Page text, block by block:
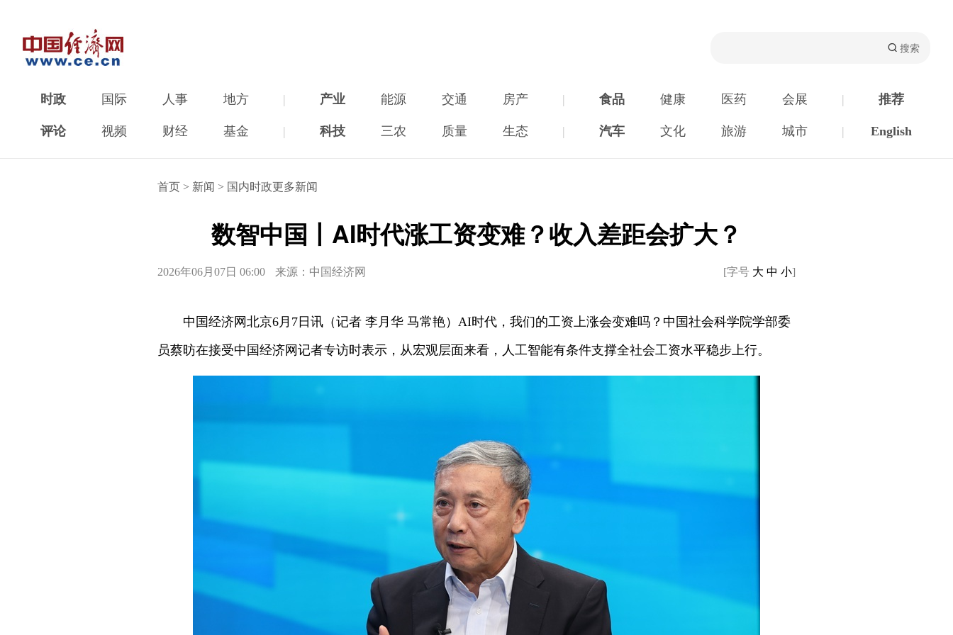
时政 国际 人事 地方 | 产业 能源 交通 房产 | 食品 健康 医药 会展 | 推荐
评论 视频 财经 基金 | 科技 三农 质量 生态 | 汽车 文化 旅游 城市 | English
首页 > 新闻 > 国内时政更多新闻
数智中国丨AI时代涨工资变难？收入差距会扩大？
2026年06月07日 06:00 来源：中国经济网 [字号 大 中 小]
中国经济网北京6月7日讯（记者 李月华 马常艳）AI时代，我们的工资上涨会变难吗？中国社会科学院学部委
员蔡昉在接受中国经济网记者专访时表示，从宏观层面来看，人工智能有条件支撑全社会工资水平稳步上行。